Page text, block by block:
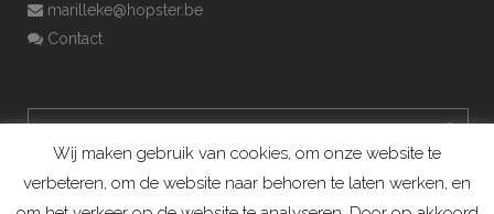
marilleke@hopster.be
Contact
Wij maken gebruik van cookies, om onze website te
verbeteren, om de website naar behoren te laten werken, en